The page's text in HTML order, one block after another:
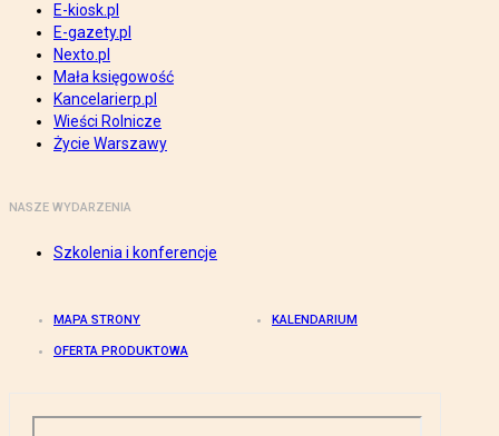
E-kiosk.pl
E-gazety.pl
Nexto.pl
Mała księgowość
Kancelarierp.pl
Wieści Rolnicze
Życie Warszawy
NASZE WYDARZENIA
Szkolenia i konferencje
MAPA STRONY KALENDARIUM
OFERTA PRODUKTOWA